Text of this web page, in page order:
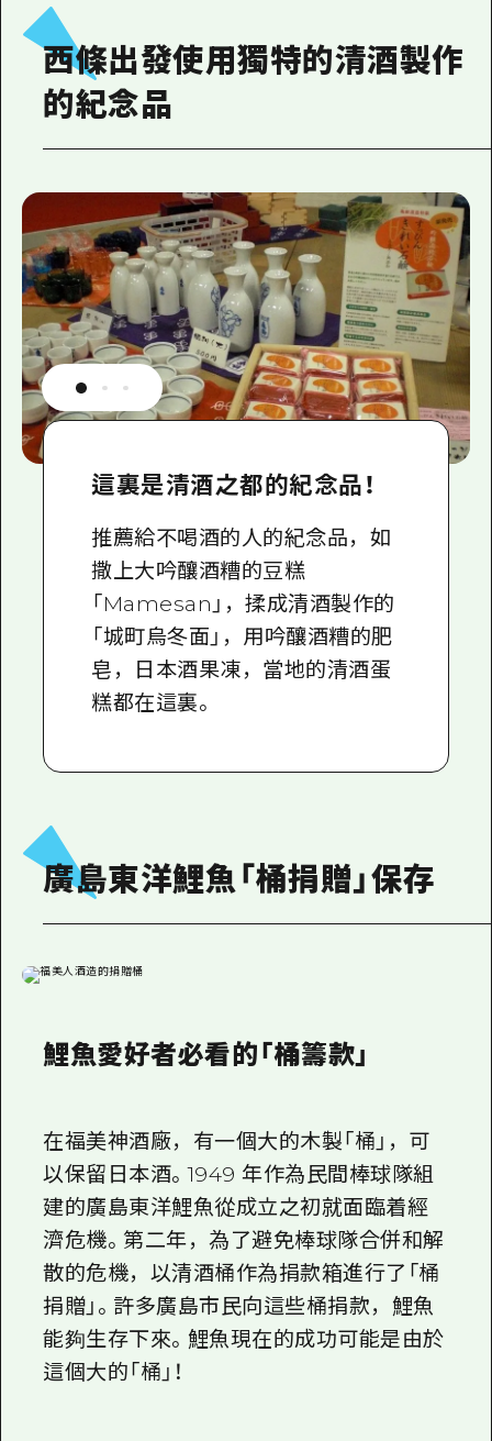
西條出發使用獨特的清酒製作
的紀念品
這裏是清酒之都的紀念品！
推薦給不喝酒的人的紀念品，如
撒上大吟釀酒糟的豆糕
「Mamesan」，揉成清酒製作的
「城町烏冬面」，用吟釀酒糟的肥
皂，日本酒果凍，當地的清酒蛋
糕都在這裏。
廣島東洋鯉魚「桶捐贈」保存
鯉魚愛好者必看的「桶籌款」
在福美神酒廠，有一個大的木製「桶」，可
以保留日本酒。1949 年作為民間棒球隊組
建的廣島東洋鯉魚從成立之初就面臨着經
濟危機。第二年，為了避免棒球隊合併和解
散的危機，以清酒桶作為捐款箱進行了「桶
捐贈」。許多廣島市民向這些桶捐款，鯉魚
能夠生存下來。鯉魚現在的成功可能是由於
這個大的「桶」！